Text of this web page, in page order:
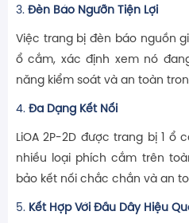
3. Đèn Báo Ngưỡn Tiện Lợi
Việc trang bị đèn báo nguồn
ổ cắm, xác định xem nó
năng kiểm soát và an toàn
4. Đa Dạng Kết Nối
LiOA 2P-2D được trang bị 1
nhiều loại phích cắm trên
bảo kết nối chắc chắn và an
5. Kết Hợp Với Đầu Dây Hiệu